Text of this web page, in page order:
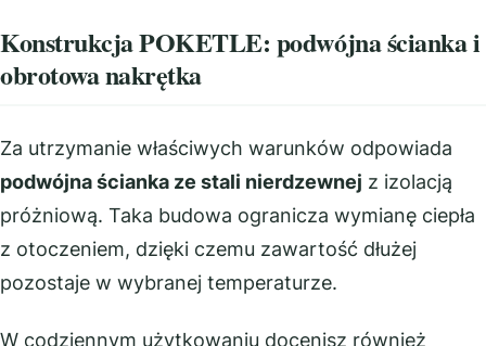
Konstrukcja POKETLE: podwójna ścianka i
obrotowa nakrętka
Za utrzymanie właściwych warunków odpowiada
podwójna ścianka ze stali nierdzewnej z izolacją
próżniową. Taka budowa ogranicza wymianę ciepła
z otoczeniem, dzięki czemu zawartość dłużej
pozostaje w wybranej temperaturze.
W codziennym użytkowaniu docenisz również